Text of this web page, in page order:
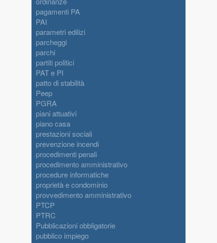
pagamenti PA
PAI
parametri edilizi
parcheggi
parchi
partiti politici
PAT e PI
patto di stabilità
Peep
PGRA
piani attuativi
piano casa
prestazioni sociali
prevenzione incendi
procedimenti penali
procedimento amministrativo
procedure informatiche
proprietà e condominio
provvedimento amministrativo
PTCP
PTRC
Pubblicazioni obbligatorie
pubblico impiego